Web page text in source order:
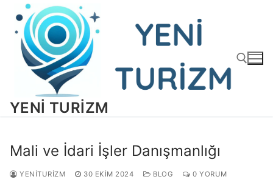
İçeriğe
atla
YENI TURIZM
Mali ve İdari İşler Danışmanlığı
YENITURIZM 30 EKIM 2024 BLOG 0 YORUM